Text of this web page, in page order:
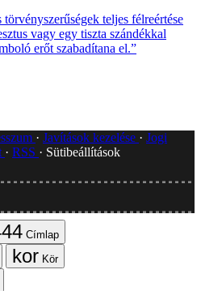
teljes félreértése
vagy egy tiszta szándékkal
erőt szabadítana el.”
Javítások kezelése
Jogi
RSS
Sütibeállítások
Címlap
Kör